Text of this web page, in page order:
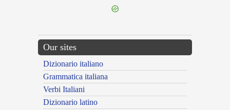
Our sites
Dizionario italiano
Grammatica italiana
Verbi Italiani
Dizionario latino